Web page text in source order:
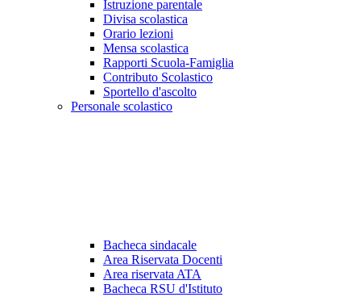
Istruzione parentale
Divisa scolastica
Orario lezioni
Mensa scolastica
Rapporti Scuola-Famiglia
Contributo Scolastico
Sportello d'ascolto
Personale scolastico
Bacheca sindacale
Area Riservata Docenti
Area riservata ATA
Bacheca RSU d'Istituto